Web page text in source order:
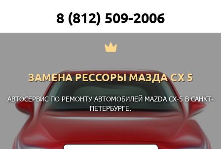
8 (812) 509-2006
ЗАМЕНА РЕССОРЫ МАЗДА СХ 5
АВТОСЕРВИС ПО РЕМОНТУ АВТОМОБИЛЕЙ MAZDA CX-5 В САНКТ-
ПЕТЕРБУРГЕ.